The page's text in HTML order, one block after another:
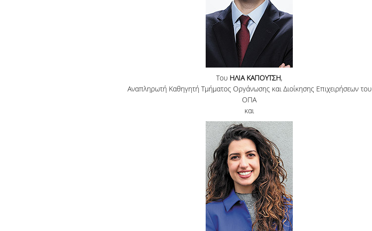
Του ΗΛΙΑ ΚΑΠΟΥΤΣΗ,
Αναπληρωτή Καθηγητή Τμήματος Οργάνωσης και Διοίκησης Επιχειρήσεων του
ΟΠΑ
και